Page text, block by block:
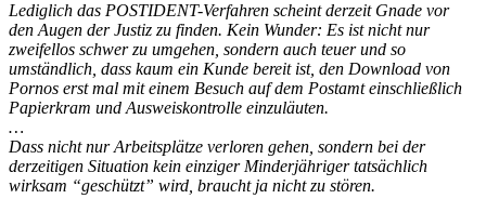
Lediglich das POSTIDENT-Verfahren scheint derzeit Gnade vor
den Augen der Justiz zu finden. Kein Wunder: Es ist nicht nur
zweifellos schwer zu umgehen, sondern auch teuer und so
umständlich, dass kaum ein Kunde bereit ist, den Download von
Pornos erst mal mit einem Besuch auf dem Postamt einschließlich
Papierkram und Ausweiskontrolle einzuläuten.
…
Dass nicht nur Arbeitsplätze verloren gehen, sondern bei der
derzeitigen Situation kein einziger Minderjähriger tatsächlich
wirksam “geschützt” wird, braucht ja nicht zu stören.